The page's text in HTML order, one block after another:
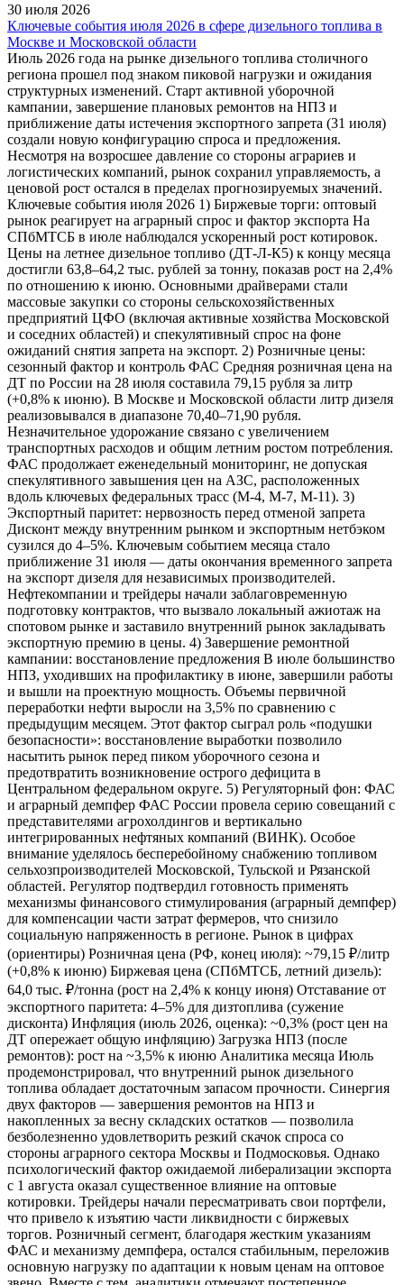
30 июля 2026
Ключевые события июля 2026 в сфере дизельного топлива в
Москве и Московской области
Июль 2026 года на рынке дизельного топлива столичного
региона прошел под знаком пиковой нагрузки и ожидания
структурных изменений. Старт активной уборочной
кампании, завершение плановых ремонтов на НПЗ и
приближение даты истечения экспортного запрета (31 июля)
создали новую конфигурацию спроса и предложения.
Несмотря на возросшее давление со стороны аграриев и
логистических компаний, рынок сохранил управляемость, а
ценовой рост остался в пределах прогнозируемых значений.
Ключевые события июля 2026 1) Биржевые торги: оптовый
рынок реагирует на аграрный спрос и фактор экспорта На
СПбМТСБ в июле наблюдался ускоренный рост котировок.
Цены на летнее дизельное топливо (ДТ-Л-К5) к концу месяца
достигли 63,8–64,2 тыс. рублей за тонну, показав рост на 2,4%
по отношению к июню. Основными драйверами стали
массовые закупки со стороны сельскохозяйственных
предприятий ЦФО (включая активные хозяйства Московской
и соседних областей) и спекулятивный спрос на фоне
ожиданий снятия запрета на экспорт. 2) Розничные цены:
сезонный фактор и контроль ФАС Средняя розничная цена на
ДТ по России на 28 июля составила 79,15 рубля за литр
(+0,8% к июню). В Москве и Московской области литр дизеля
реализовывался в диапазоне 70,40–71,90 рубля.
Незначительное удорожание связано с увеличением
транспортных расходов и общим летним ростом потребления.
ФАС продолжает еженедельный мониторинг, не допуская
спекулятивного завышения цен на АЗС, расположенных
вдоль ключевых федеральных трасс (М-4, М-7, М-11). 3)
Экспортный паритет: нервозность перед отменой запрета
Дисконт между внутренним рынком и экспортным нетбэком
сузился до 4–5%. Ключевым событием месяца стало
приближение 31 июля — даты окончания временного запрета
на экспорт дизеля для независимых производителей.
Нефтекомпании и трейдеры начали заблаговременную
подготовку контрактов, что вызвало локальный ажиотаж на
спотовом рынке и заставило внутренний рынок закладывать
экспортную премию в цены. 4) Завершение ремонтной
кампании: восстановление предложения В июле большинство
НПЗ, уходивших на профилактику в июне, завершили работы
и вышли на проектную мощность. Объемы первичной
переработки нефти выросли на 3,5% по сравнению с
предыдущим месяцем. Этот фактор сыграл роль «подушки
безопасности»: восстановление выработки позволило
насытить рынок перед пиком уборочного сезона и
предотвратить возникновение острого дефицита в
Центральном федеральном округе. 5) Регуляторный фон: ФАС
и аграрный демпфер ФАС России провела серию совещаний с
представителями агрохолдингов и вертикально
интегрированных нефтяных компаний (ВИНК). Особое
внимание уделялось бесперебойному снабжению топливом
сельхозпроизводителей Московской, Тульской и Рязанской
областей. Регулятор подтвердил готовность применять
механизмы финансового стимулирования (аграрный демпфер)
для компенсации части затрат фермеров, что снизило
социальную напряженность в регионе. Рынок в цифрах
(ориентиры) Розничная цена (РФ, конец июля): ~79,15 ₽/литр
(+0,8% к июню) Биржевая цена (СПбМТСБ, летний дизель):
64,0 тыс. ₽/тонна (рост на 2,4% к концу июня) Отставание от
экспортного паритета: 4–5% для дизтоплива (сужение
дисконта) Инфляция (июль 2026, оценка): ~0,3% (рост цен на
ДТ опережает общую инфляцию) Загрузка НПЗ (после
ремонтов): рост на ~3,5% к июню Аналитика месяца Июль
продемонстрировал, что внутренний рынок дизельного
топлива обладает достаточным запасом прочности. Синергия
двух факторов — завершения ремонтов на НПЗ и
накопленных за весну складских остатков — позволила
безболезненно удовлетворить резкий скачок спроса со
стороны аграрного сектора Москвы и Подмосковья. Однако
психологический фактор ожидаемой либерализации экспорта
с 1 августа оказал существенное влияние на оптовые
котировки. Трейдеры начали пересматривать свои портфели,
что привело к изъятию части ликвидности с биржевых
торгов. Розничный сегмент, благодаря жестким указаниям
ФАС и механизму демпфера, остался стабильным, переложив
основную нагрузку по адаптации к новым ценам на оптовое